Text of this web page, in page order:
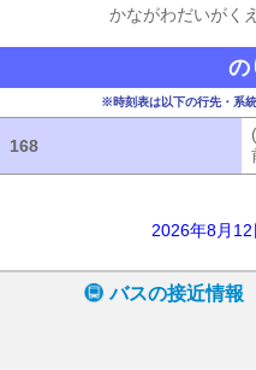
かながわだいがく
の
※時刻表は以下の行先・系
168
2026年8月
バスの接近情報